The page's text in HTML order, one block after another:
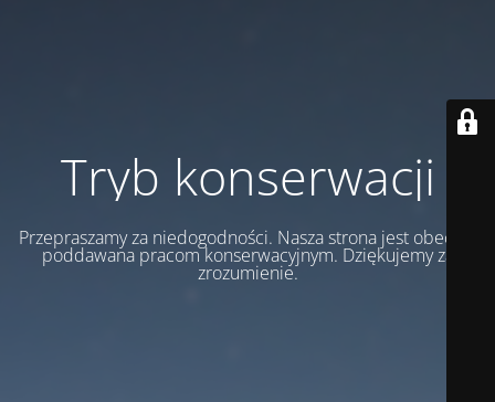
Tryb konserwacji
Przepraszamy za niedogodności. Nasza strona jest obecnie
poddawana pracom konserwacyjnym. Dziękujemy za
zrozumienie.